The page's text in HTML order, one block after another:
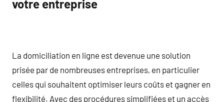
votre entreprise
La domiciliation en ligne est devenue une solution
prisée par de nombreuses entreprises, en particulier
celles qui souhaitent optimiser leurs coûts et gagner en
flexibilité. Avec des procédures simplifiées et un accès